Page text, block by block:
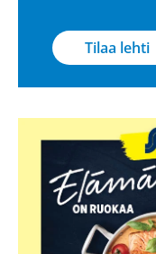
Tilaa lehti